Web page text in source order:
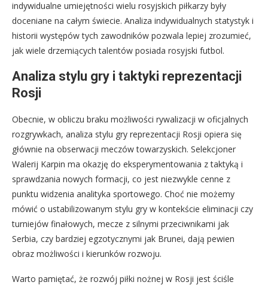
indywidualne umiejętności wielu rosyjskich piłkarzy były
doceniane na całym świecie. Analiza indywidualnych statystyk i
historii występów tych zawodników pozwala lepiej zrozumieć,
jak wiele drzemiących talentów posiada rosyjski futbol.
Analiza stylu gry i taktyki reprezentacji
Rosji
Obecnie, w obliczu braku możliwości rywalizacji w oficjalnych
rozgrywkach, analiza stylu gry reprezentacji Rosji opiera się
głównie na obserwacji meczów towarzyskich. Selekcjoner
Walerij Karpin ma okazję do eksperymentowania z taktyką i
sprawdzania nowych formacji, co jest niezwykle cenne z
punktu widzenia analityka sportowego. Choć nie możemy
mówić o ustabilizowanym stylu gry w kontekście eliminacji czy
turniejów finałowych, mecze z silnymi przeciwnikami jak
Serbia, czy bardziej egzotycznymi jak Brunei, dają pewien
obraz możliwości i kierunków rozwoju.
Warto pamiętać, że rozwój piłki nożnej w Rosji jest ściśle